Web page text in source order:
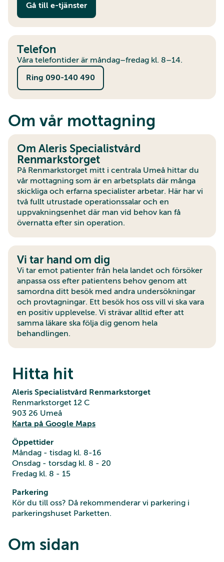
Gå till e-tjänster
Telefon
Våra telefontider är måndag–fredag kl. 8–14.
Ring 090-140 490
Om vår mottagning
Om Aleris Specialistvård
Renmarkstorget
På Renmarkstorget mitt i centrala Umeå hittar du
vår mottagning som är en arbetsplats där många
skickliga och erfarna specialister arbetar. Här har vi
två fullt utrustade operationssalar och en
uppvakningsenhet där man vid behov kan få
övernatta efter sin operation.
Vi tar hand om dig
Vi tar emot patienter från hela landet och försöker
anpassa oss efter patientens behov genom att
samordna ditt besök med andra undersökningar
och provtagningar. Ett besök hos oss vill vi ska vara
en positiv upplevelse. Vi strävar alltid efter att
samma läkare ska följa dig genom hela
behandlingen.
Hitta hit
Aleris Specialistvård Renmarkstorget
Renmarkstorget 12 C
903 26 Umeå
Karta på Google Maps
Öppettider
Måndag - tisdag kl. 8-16
Onsdag - torsdag kl. 8 - 20
Fredag kl. 8 - 15
Parkering
Kör du till oss? Då rekommenderar vi parkering i
parkeringshuset Parketten.
Om sidan